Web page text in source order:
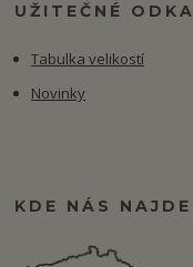
UŽITEČNÉ
Tabulka velikostí
Novinky
KDE NÁS